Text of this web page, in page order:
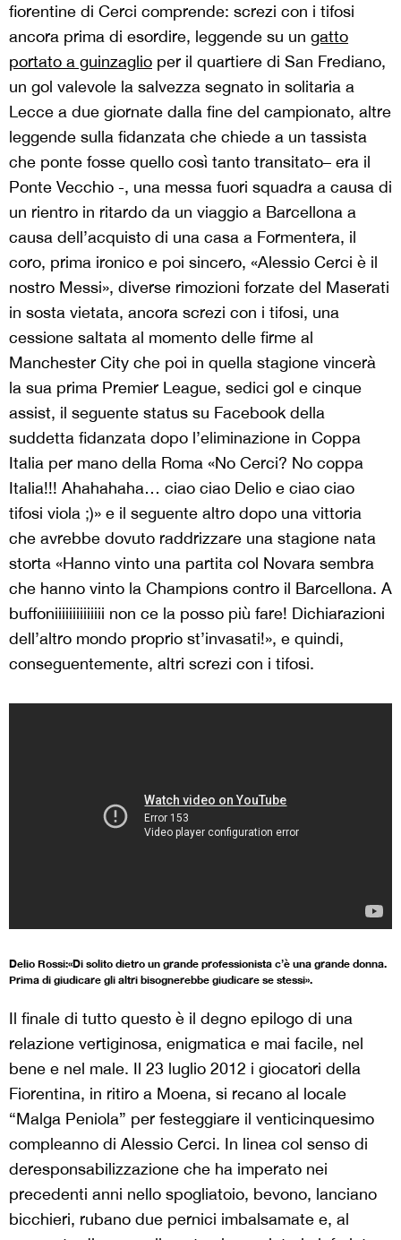
fiorentine di Cerci comprende: screzi con i tifosi
ancora prima di esordire, leggende su un gatto
portato a guinzaglio per il quartiere di San Frediano,
un gol valevole la salvezza segnato in solitaria a
Lecce a due giornate dalla fine del campionato, altre
leggende sulla fidanzata che chiede a un tassista
che ponte fosse quello così tanto transitato– era il
Ponte Vecchio -, una messa fuori squadra a causa di
un rientro in ritardo da un viaggio a Barcellona a
causa dell’acquisto di una casa a Formentera, il
coro, prima ironico e poi sincero, «Alessio Cerci è il
nostro Messi», diverse rimozioni forzate del Maserati
in sosta vietata, ancora screzi con i tifosi, una
cessione saltata al momento delle firme al
Manchester City che poi in quella stagione vincerà
la sua prima Premier League, sedici gol e cinque
assist, il seguente status su Facebook della
suddetta fidanzata dopo l’eliminazione in Coppa
Italia per mano della Roma «No Cerci? No coppa
Italia!!! Ahahahaha… ciao ciao Delio e ciao ciao
tifosi viola ;)» e il seguente altro dopo una vittoria
che avrebbe dovuto raddrizzare una stagione nata
storta «Hanno vinto una partita col Novara sembra
che hanno vinto la Champions contro il Barcellona. A
buffoniiiiiiiiiiiiii non ce la posso più fare! Dichiarazioni
dell’altro mondo proprio st’invasati!», e quindi,
conseguentemente, altri screzi con i tifosi.
Delio Rossi:«Di solito dietro un grande professionista c’è una grande donna.
Prima di giudicare gli altri bisognerebbe giudicare se stessi».
Il finale di tutto questo è il degno epilogo di una
relazione vertiginosa, enigmatica e mai facile, nel
bene e nel male. Il 23 luglio 2012 i giocatori della
Fiorentina, in ritiro a Moena, si recano al locale
“Malga Peniola” per festeggiare il venticinquesimo
compleanno di Alessio Cerci. In linea col senso di
deresponsabilizzazione che ha imperato nei
precedenti anni nello spogliatoio, bevono, lanciano
bicchieri, rubano due pernici imbalsamate e, al